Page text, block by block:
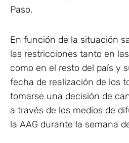
Paso.
En función de la situación
las restricciones tanto en
como en el resto del país y
fecha de realización de los
tomarse una decisión de
a través de los medios de
la AAG durante la semana